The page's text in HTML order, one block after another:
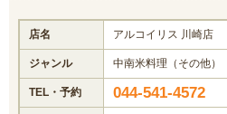
店名 アルコイリス 川崎店
ジャンル 中南米料理（その他）
TEL・予約 044-541-4572